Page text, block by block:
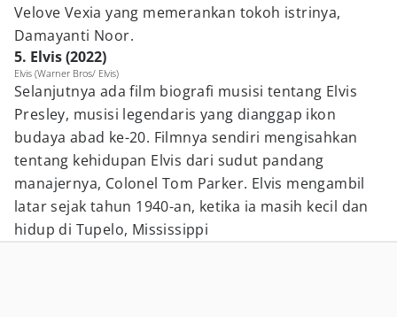
Velove Vexia yang memerankan tokoh istrinya,
Damayanti Noor.
5. Elvis (2022)
Elvis (Warner Bros/ Elvis)
Selanjutnya ada film biografi musisi tentang Elvis
Presley, musisi legendaris yang dianggap ikon
budaya abad ke-20. Filmnya sendiri mengisahkan
tentang kehidupan Elvis dari sudut pandang
manajernya, Colonel Tom Parker. Elvis mengambil
latar sejak tahun 1940-an, ketika ia masih kecil dan
hidup di Tupelo, Mississippi